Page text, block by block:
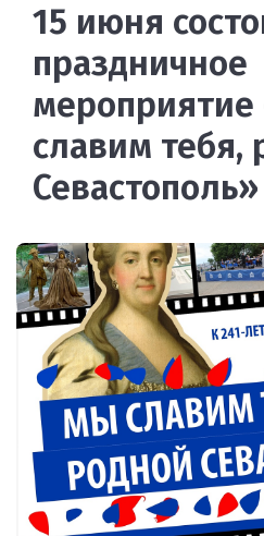
15 июня
праздничное
славим тебя,
Севастополь»